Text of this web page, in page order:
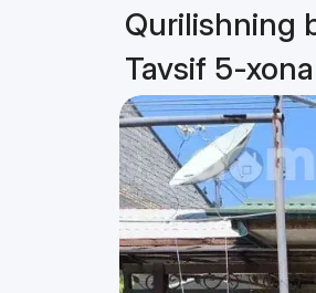
Qurilishning
Tavsif 5-